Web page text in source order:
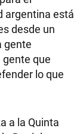
argentina está
desde un
gente
que
lo que
a la Quinta